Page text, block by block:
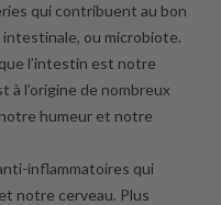
qui contribuent au bon
ou microbiote.
l’intestin est notre
à l’origine de nombreux
humeur et notre
inflammatoires qui
notre cerveau. Plus